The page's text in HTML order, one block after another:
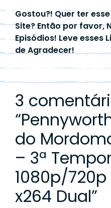
Gostou?! Quer ter
Site? Então por favor,
Episódios! Leve esses
de Agradecer!
3
“
do
– 3ª
1080p/720p
x264 Dual”